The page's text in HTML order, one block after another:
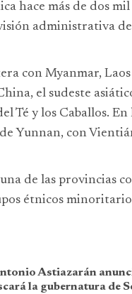
hace más de dos mil
administrativa
con Myanmar, Laos
el sudeste
Té y los Caballos.
Yunnan, con
de las provincias
étnicos
Astiazarán
la gubernatura de